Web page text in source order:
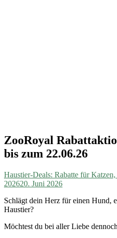
ZooRoyal
bis zum 22.06.26
Haustier-Deals: Rabatte für
202620. Juni 2026
Schlägt dein Herz für einen Hund,
Haustier?
Möchtest du bei aller Liebe